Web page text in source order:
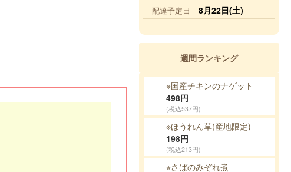
配達予定日 8月22日(土)
週間ランキング
※国産チキンのナゲット
498円
(税込537円)
※ほうれん草(産地限定)
198円
(税込213円)
※さばのみぞれ煮